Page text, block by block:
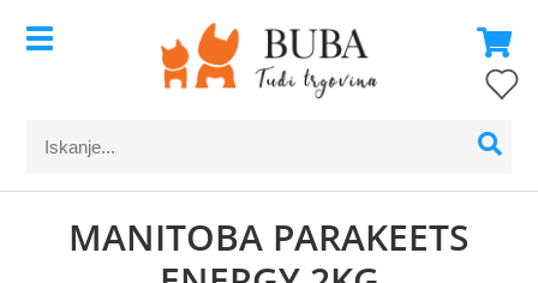
MANITOBA PARAKEETS